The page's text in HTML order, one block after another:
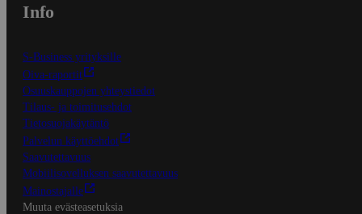
Info
S-Business yrityksille
Oiva-raportit
Osuuskauppojen yhteystiedot
Tilaus- ja toimitusehdot
Tietosuojakäytäntö
Palvelun käyttöehdot
Saavutettavuus
Mobiilisovelluksen saavutettavuus
Mainostajalle
Muuta evästeasetuksia